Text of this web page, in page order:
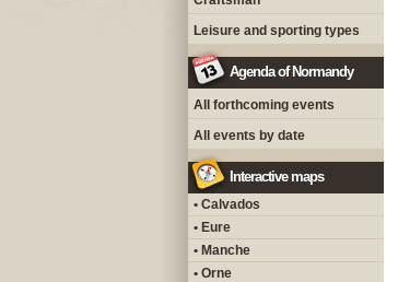
Leisure and sporting types
Agenda of Normandy
All forthcoming events
All events by date
Interactive maps
• Calvados
• Eure
• Manche
• Orne